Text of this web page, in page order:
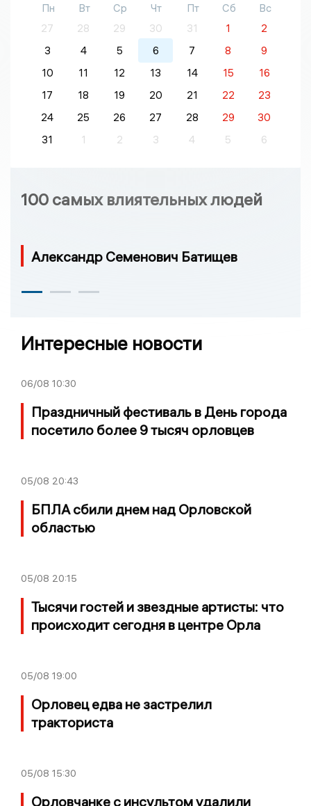
Пн Вт Ср Чт Пт Сб
Вс
27
28 29 30 31 1
2
3
4 5 6 7 8
9
10
11 12 13 14 15
16
17
18 19 20 21 22
23
24
25 26 27 28 29
30
31
1 2 3 4 5 6
100 самых влиятельных людей
Александр Семенович Батищев
Интересные новости
06/08 10:30
Праздничный фестиваль в День города
посетило более 9 тысяч орловцев
05/08 20:43
БПЛА сбили днем над Орловской
областью
05/08 20:15
Тысячи гостей и звездные артисты: что
происходит сегодня в центре Орла
05/08 19:00
Орловец едва не застрелил
тракториста
05/08 15:30
Орловчанке с инсультом удалили